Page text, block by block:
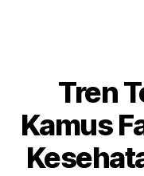
Tren
Kamus